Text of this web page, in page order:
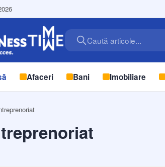
Caută articole...
Afaceri Bani Imobiliare